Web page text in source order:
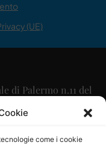
come i cookie
(UE)
di Palermo n.11 del